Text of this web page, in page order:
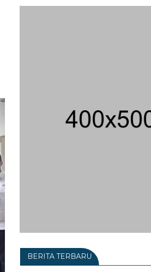
BERITA TERBARU